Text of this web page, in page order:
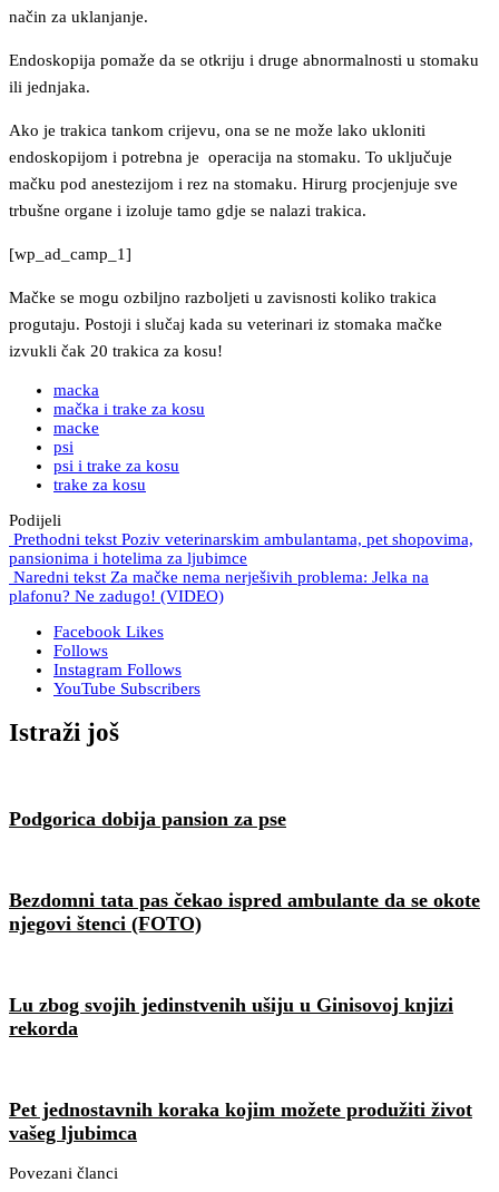
način za uklanjanje.
Endoskopija pomaže da se otkriju i druge abnormalnosti u stomaku
ili jednjaka.
Ako je trakica tankom crijevu, ona se ne može lako ukloniti
endoskopijom i potrebna je operacija na stomaku. To uključuje
mačku pod anestezijom i rez na stomaku. Hirurg procjenjuje sve
trbušne organe i izoluje tamo gdje se nalazi trakica.
[wp_ad_camp_1]
Mačke se mogu ozbiljno razboljeti u zavisnosti koliko trakica
progutaju. Postoji i slučaj kada su veterinari iz stomaka mačke
izvukli čak 20 trakica za kosu!
macka
mačka i trake za kosu
macke
psi
psi i trake za kosu
trake za kosu
Podijeli
Prethodni tekst Poziv veterinarskim ambulantama, pet shopovima,
pansionima i hotelima za ljubimce
Naredni tekst Za mačke nema nerješivih problema: Jelka na
plafonu? Ne zadugo! (VIDEO)
Facebook Likes
Follows
Instagram Follows
YouTube Subscribers
Istraži još
Podgorica dobija pansion za pse
Bezdomni tata pas čekao ispred ambulante da se okote
njegovi štenci (FOTO)
Lu zbog svojih jedinstvenih ušiju u Ginisovoj knjizi
rekorda
Pet jednostavnih koraka kojim možete produžiti život
vašeg ljubimca
Povezani članci